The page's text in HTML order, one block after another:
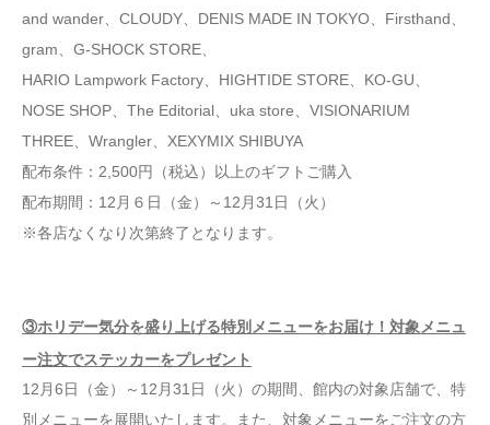
and wander、CLOUDY、DENIS MADE IN TOKYO、Firsthand、
gram、G-SHOCK STORE、
HARIO Lampwork Factory、HIGHTIDE STORE、KO-GU、
NOSE SHOP、The Editorial、uka store、VISIONARIUM
THREE、Wrangler、XEXYMIX SHIBUYA
配布条件：2,500円（税込）以上のギフトご購入
配布期間：12月６日（金）～12月31日（火）
※各店なくなり次第終了となります。
③ホリデー気分を盛り上げる特別メニューをお届け！対象メニュ
ー注文でステッカーをプレゼント
12月6日（金）～12月31日（火）の期間、館内の対象店舗で、特
別メニューを展開いたします。また、対象メニューをご注文の方